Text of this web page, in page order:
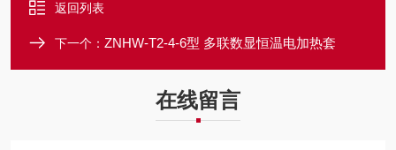
返回列表
下一个： ZNHW-T2-4-6型 多联数显恒温电加热套
在线留言